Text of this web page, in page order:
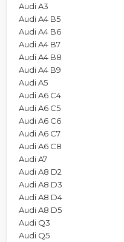
Audi A3
Audi A4 B5
Audi A4 B6
Audi A4 B7
Audi A4 B8
Audi A4 B9
Audi A5
Audi A6 C4
Audi A6 C5
Audi A6 C6
Audi A6 C7
Audi A6 C8
Audi A7
Audi A8 D2
Audi A8 D3
Audi A8 D4
Audi A8 D5
Audi Q3
Audi Q5